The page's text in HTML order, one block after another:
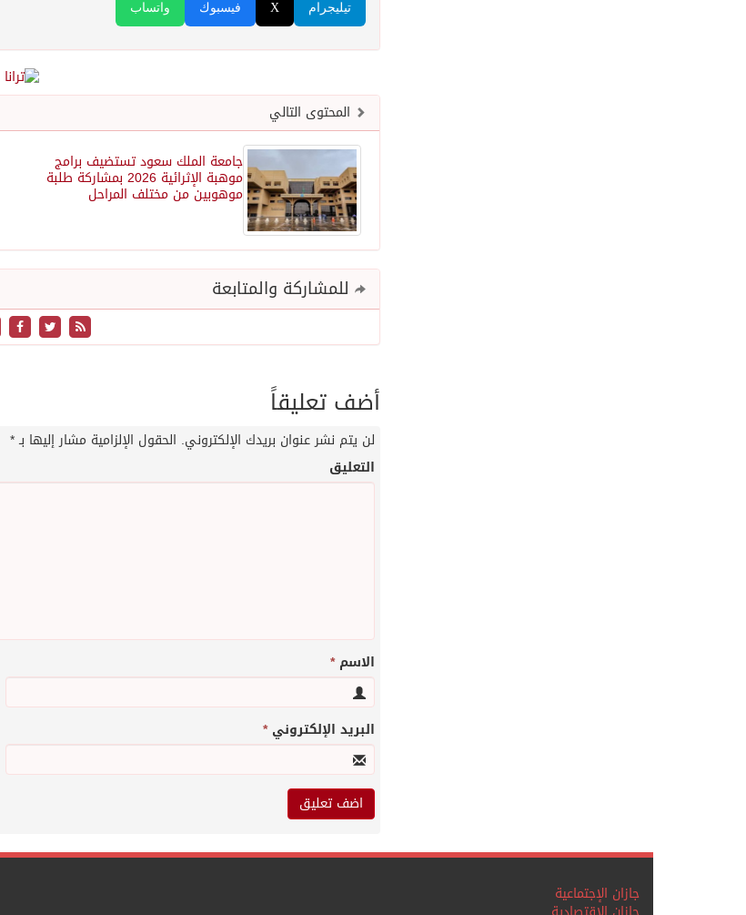
واتساب فيسبوك X تيليجرام
المحتوى التالي
جامعة الملك سعود تستضيف برامج
موهبة الإثرائية 2026 بمشاركة طلبة
موهوبين من مختلف المراحل
للمشاركة والمتابعة
أضف تعليقاً
لن يتم نشر عنوان بريدك الإلكتروني. الحقول الإلزامية مشار إليها بـ*
التعليق
الاسم*
البريد الإلكتروني*
جازان الإجتماعية